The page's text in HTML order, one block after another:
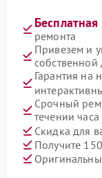
ремонта
Привезем и
собственной
Гарантия на
Срочный
течении часа
Скидка для
Получите